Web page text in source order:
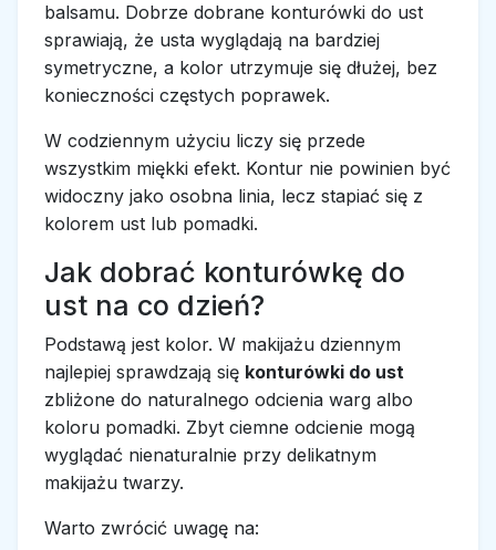
balsamu. Dobrze dobrane konturówki do ust
sprawiają, że usta wyglądają na bardziej
symetryczne, a kolor utrzymuje się dłużej, bez
konieczności częstych poprawek.
W codziennym użyciu liczy się przede
wszystkim miękki efekt. Kontur nie powinien być
widoczny jako osobna linia, lecz stapiać się z
kolorem ust lub pomadki.
Jak dobrać konturówkę do
ust na co dzień?
Podstawą jest kolor. W makijażu dziennym
najlepiej sprawdzają się konturówki do ust
zbliżone do naturalnego odcienia warg albo
koloru pomadki. Zbyt ciemne odcienie mogą
wyglądać nienaturalnie przy delikatnym
makijażu twarzy.
Warto zwrócić uwagę na: